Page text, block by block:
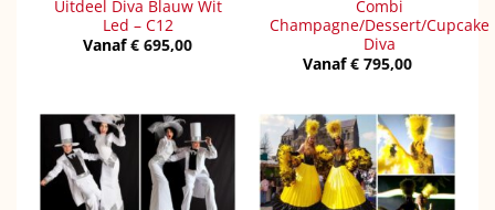
Uitdeel Diva Blauw Wit
Led – C12
Vanaf€ 695,00
Combi
Champagne/Dessert/Cupcake
Diva
Vanaf€ 795,00